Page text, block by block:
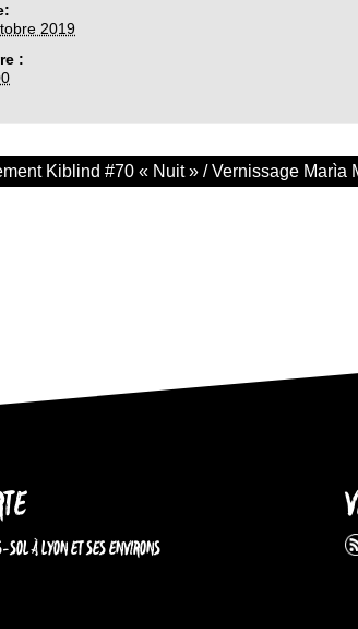
2019
:
Kiblind #70 « Nuit » / Vernissage Marìa
SOL À LYON ET SES ENVIRONS